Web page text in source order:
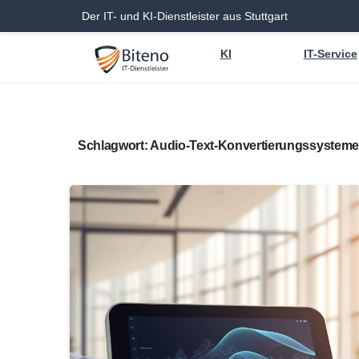
Der IT- und KI-Dienstleister aus Stuttgart
KI IT-Service
Schlagwort: Audio-Text-Konvertierungssysteme